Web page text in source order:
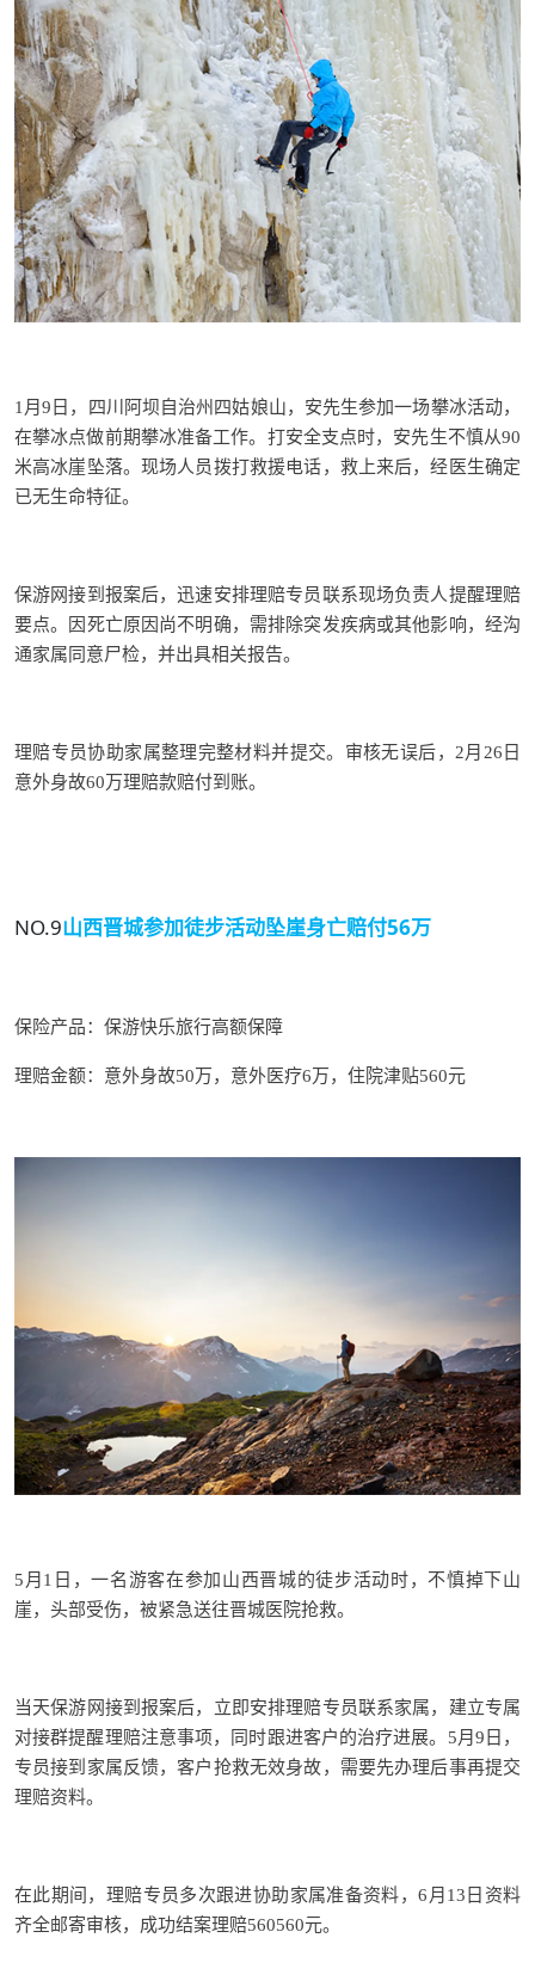
1月9日，四川阿坝自治州四姑娘山，安先生参加一场攀冰活动，
在攀冰点做前期攀冰准备工作。打安全支点时，安先生不慎从90
米高冰崖坠落。现场人员拨打救援电话，救上来后，经医生确定
已无生命特征。
保游网接到报案后，迅速安排理赔专员联系现场负责人提醒理赔
要点。因死亡原因尚不明确，需排除突发疾病或其他影响，经沟
通家属同意尸检，并出具相关报告。
理赔专员协助家属整理完整材料并提交。审核无误后，2月26日
意外身故60万理赔款赔付到账。
NO.9山西晋城参加徒步活动坠崖身亡赔付56万
保险产品： 保游快乐旅行高额保障
理赔金额：意外身故50万，意外医疗6万，住院津贴560元
5月1日，一名游客在参加山西晋城的徒步活动时，不慎掉下山
崖，头部受伤，被紧急送往晋城医院抢救。
当天保游网接到报案后，立即安排理赔专员联系家属，建立专属
对接群提醒理赔注意事项，同时跟进客户的治疗进展。5月9日，
专员接到家属反馈，客户抢救无效身故，需要先办理后事再提交
理赔资料。
在此期间，理赔专员多次跟进协助家属准备资料，6月13日资料
齐全邮寄审核，成功结案理赔560560元。